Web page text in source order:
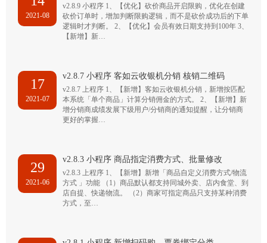
2021-08
v2.8.9 小程序 1、【优化】砍价商品开启限购，优化在创建
砍价订单时，增加判断限购逻辑，而不是砍价成功后的下单
逻辑时才判断。 2、【优化】会员有效日期支持到100年 3、
【新增】新…
17
2021-07
v2.8.7 小程序 客如云收银机分销 核销二维码
v2.8.7 上程序 1、【新增】客如云收银机分销，新增按匹配
本系统「单个商品」计算分销佣金的方式。 2、【新增】新
增分销商成绩发展下级用户/分销商的通知提醒，让分销商
更好的掌握…
29
2021-06
v2.8.3 小程序 商品指定消费方式、批量修改
v2.8.3 上程序 1、【新增】新增「商品自定义消费方式/物流
方式 」功能 （1）商品默认都支持同城外卖、店内食堂、到
店自提、快递物流。 （2）商家可指定商品只支持某种消费
方式，至…